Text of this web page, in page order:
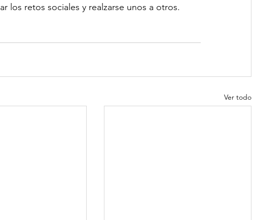
los retos sociales y realzarse unos a otros.
Ver todo